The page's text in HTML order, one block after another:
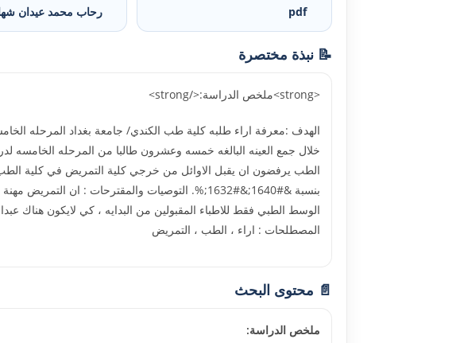
pdf رحاب محمد عيدان
📝 نبذة مختصرة
<strong>ملخص الدراسة:</strong>
الهدف :معرفة اراء طلبه كلية طب الكندي/ جامعة بغداد المرحله
خلال جمع العينه البالغه خمسه وعشرون طالبا من المرحله الخامسه
بنسبة &#1640;&#1632;%. التوصيات والمقترحات :
الوسط الطبي فقط للاطباء المقبولين من البدايه ، كي لايكون
المصطلحات : اراء ، الطب ، التمريض
📄 محتوى البحث
ملخص الدراسة: